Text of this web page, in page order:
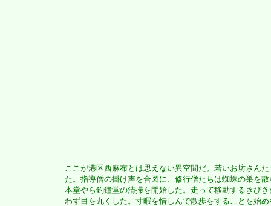
ここが港区西麻布とは思えない異空間だ。若いお坊さん
た。指導僧の掛け声を合図に、修行僧たちは蜘蛛の巣を
本堂やら釣鐘堂の清掃を開始した。走って移動するきび
わず目を丸くした。寸暇を惜しんで散歩をすることを始